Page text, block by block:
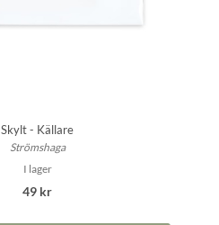
Skylt - Källare
Strömshaga
I lager
49 kr